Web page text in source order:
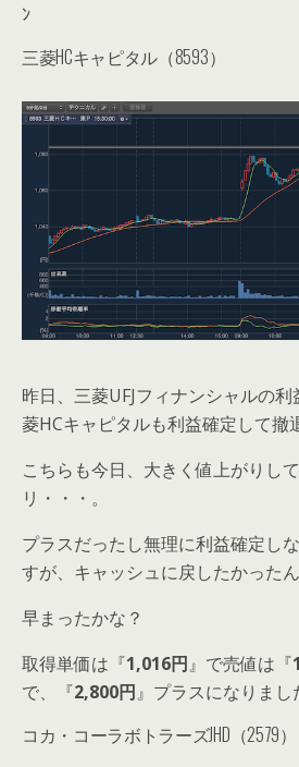
ﾝ
三菱HCキャピタル（8593）
昨日、三菱UFJフィナンシャルの
菱HCキャピタルも利益確定して撤
こちらも今日、大きく値上がりし
リ・・・。
プラスだったし無理に利益確定し
すが、キャッシュに戻したかったん
早まったかな？
取得単価は『1,016円』で売値は『
で、『2,800円』プラスになりまし
コカ・コーラボトラーズJHD（2579）